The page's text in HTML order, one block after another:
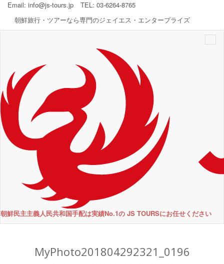
Email: info@js-tours.jp
TEL: 03-6264-8765
朝鮮旅行・ツアーなら専門のジェイエス・エンタープライズ
朝鮮民主主義人民共和国手配は実績No.1の JS TOURSにお任せください
MyPhoto201804292321_0196